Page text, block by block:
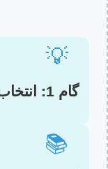
💡
گام 1: انتخاب موضوع و بیان مسئله دقیق
📚